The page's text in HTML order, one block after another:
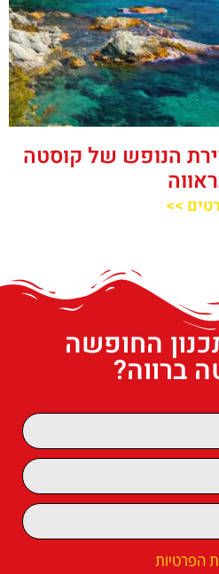
הנופש של קוסטה
>>
החופשה
ברווה?
הפרטיות